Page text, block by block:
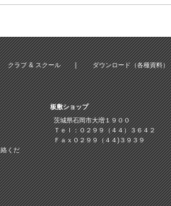
クラブ & スクール | ダウンロード（各種資料）
くだ
板敷ショップ
茨城県石岡市大増１９００
Ｔｅｌ：０２９９（４４）３６４２
Ｆａｘ０２９９（４４)３９３９